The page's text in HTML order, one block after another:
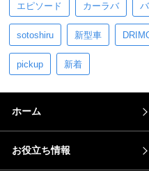
エピソード カーラバ
sotoshiru 新型車
pickup 新着
ホーム
お役立ち情報